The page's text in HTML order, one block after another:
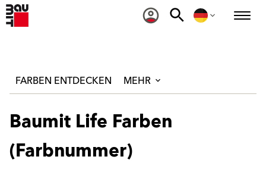
FARBEN ENTDECKEN MEHR
Baumit Life Farben
(Farbnummer)